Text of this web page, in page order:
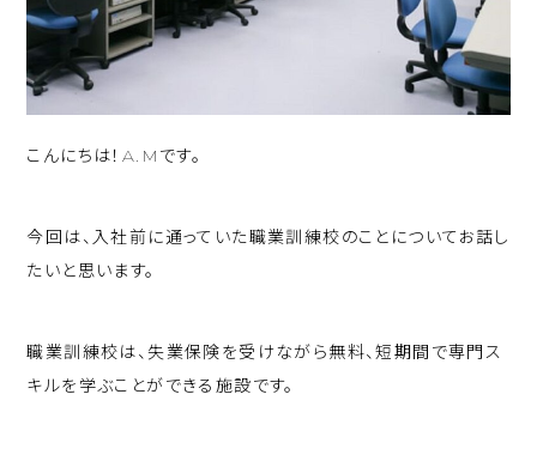
こんにちは！A.Mです。
今回は、入社前に通っていた職業訓練校のことについてお話し
たいと思います。
職業訓練校は、失業保険を受けながら無料、短期間で専門ス
キルを学ぶことができる施設です。